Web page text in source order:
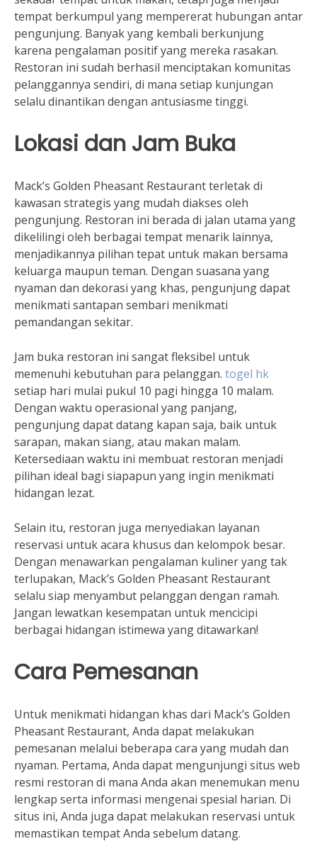
tempat berkumpul yang mempererat hubungan antar
pengunjung. Banyak yang kembali berkunjung
karena pengalaman positif yang mereka rasakan.
Restoran ini sudah berhasil menciptakan komunitas
pelanggannya sendiri, di mana setiap kunjungan
selalu dinantikan dengan antusiasme tinggi.
Lokasi dan Jam Buka
Mack’s Golden Pheasant Restaurant terletak di
kawasan strategis yang mudah diakses oleh
pengunjung. Restoran ini berada di jalan utama yang
dikelilingi oleh berbagai tempat menarik lainnya,
menjadikannya pilihan tepat untuk makan bersama
keluarga maupun teman. Dengan suasana yang
nyaman dan dekorasi yang khas, pengunjung dapat
menikmati santapan sembari menikmati
pemandangan sekitar.
Jam buka restoran ini sangat fleksibel untuk
memenuhi kebutuhan para pelanggan. togel hk
setiap hari mulai pukul 10 pagi hingga 10 malam.
Dengan waktu operasional yang panjang,
pengunjung dapat datang kapan saja, baik untuk
sarapan, makan siang, atau makan malam.
Ketersediaan waktu ini membuat restoran menjadi
pilihan ideal bagi siapapun yang ingin menikmati
hidangan lezat.
Selain itu, restoran juga menyediakan layanan
reservasi untuk acara khusus dan kelompok besar.
Dengan menawarkan pengalaman kuliner yang tak
terlupakan, Mack’s Golden Pheasant Restaurant
selalu siap menyambut pelanggan dengan ramah.
Jangan lewatkan kesempatan untuk mencicipi
berbagai hidangan istimewa yang ditawarkan!
Cara Pemesanan
Untuk menikmati hidangan khas dari Mack’s Golden
Pheasant Restaurant, Anda dapat melakukan
pemesanan melalui beberapa cara yang mudah dan
nyaman. Pertama, Anda dapat mengunjungi situs web
resmi restoran di mana Anda akan menemukan menu
lengkap serta informasi mengenai spesial harian. Di
situs ini, Anda juga dapat melakukan reservasi untuk
memastikan tempat Anda sebelum datang.